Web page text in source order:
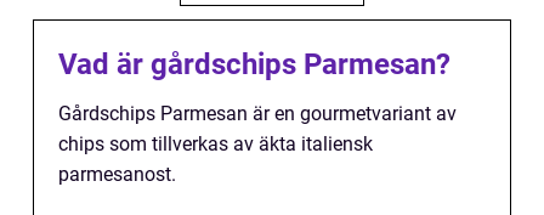
Vad är gårdschips Parmesan?
Gårdschips Parmesan är en gourmetvariant av
chips som tillverkas av äkta italiensk
parmesanost.